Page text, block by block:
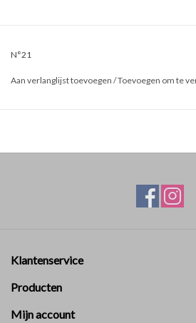
N°21
Aan verlanglijst toevoegen /Toevoegen om te
Klantenservice
Producten
Mijn account